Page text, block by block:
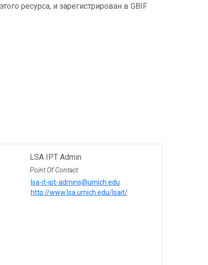
ресурса, и зарегистрирован в GBIF
LSA IPT Admin
Point Of Contact
lsa-it-ipt-admins@umich.edu
http://www.lsa.umich.edu/lsait/